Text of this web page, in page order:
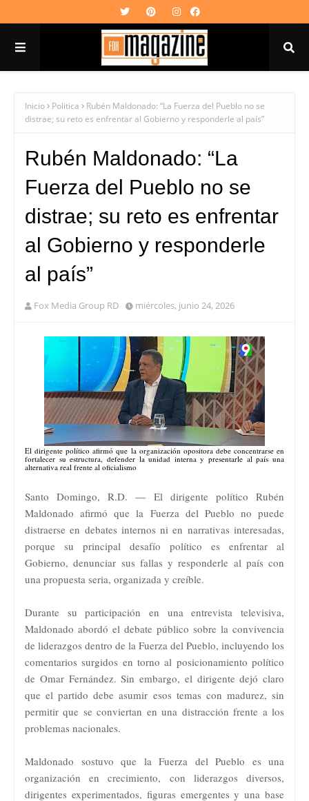
Inicio Politica
Rubén Maldonado: “La Fuerza del Pueblo no se
distrae; su reto es enfrentar al Gobierno y responderle al país”
Rubén Maldonado: “La
Fuerza del Pueblo no se
distrae; su reto es enfrentar
al Gobierno y responderle
al país”
Fox Media Group RD miércoles, junio 24, 2026
El dirigente político afirmó que la organización opositora debe concentrarse en
fortalecer su estructura, defender la unidad interna y presentarle al país una
alternativa real frente al oficialismo
Santo Domingo, R.D. — El dirigente político Rubén
Maldonado afirmó que la Fuerza del Pueblo no puede
distraerse en debates internos ni en narrativas interesadas,
porque su principal desafío político es enfrentar al
Gobierno, denunciar sus fallas y responderle al país con
una propuesta seria, organizada y creíble.
Durante su participación en una entrevista televisiva,
Maldonado abordó el debate público sobre la convivencia
de liderazgos dentro de la Fuerza del Pueblo, incluyendo los
comentarios surgidos en torno al posicionamiento político
de Omar Fernández. Sin embargo, el dirigente dejó claro
que el partido debe asumir esos temas con madurez, sin
permitir que se conviertan en una distracción frente a los
problemas nacionales.
Maldonado sostuvo que la Fuerza del Pueblo es una
organización en crecimiento, con liderazgos diversos,
dirigentes experimentados, figuras emergentes y una base